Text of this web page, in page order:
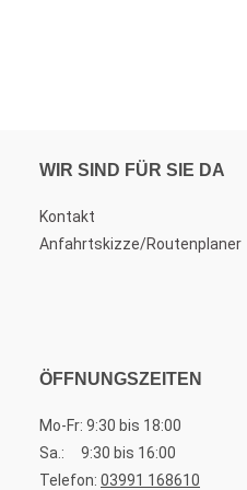
WIR SIND FÜR SIE DA
Kontakt
Anfahrtskizze/Routenplaner
ÖFFNUNGSZEITEN
Mo-Fr: 9:30 bis 18:00
Sa.: 9:30 bis 16:00
Telefon: 03991 168610